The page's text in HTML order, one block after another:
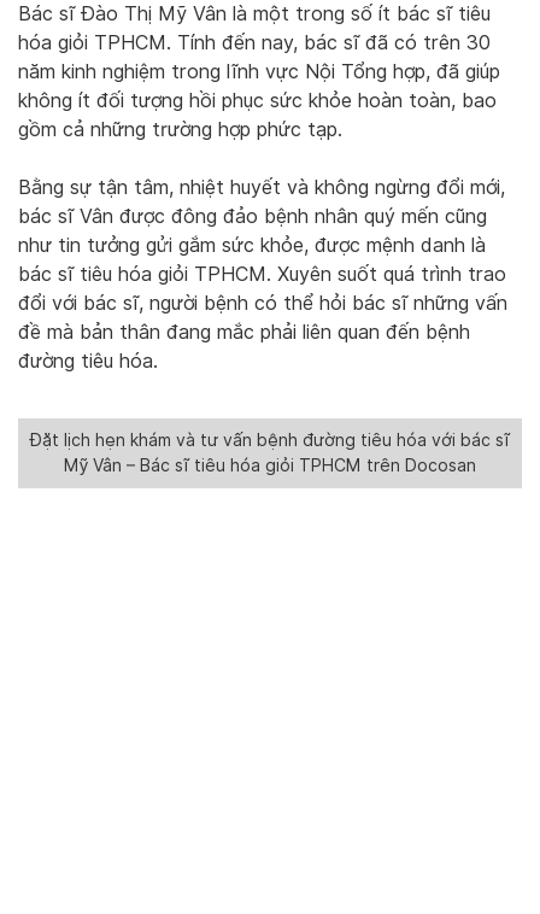
Bác sĩ Đào Thị Mỹ Vân là một trong số ít bác sĩ tiêu
hóa giỏi TPHCM. Tính đến nay, bác sĩ đã có trên 30
năm kinh nghiệm trong lĩnh vực Nội Tổng hợp, đã giúp
không ít đối tượng hồi phục sức khỏe hoàn toàn, bao
gồm cả những trường hợp phức tạp.
Bằng sự tận tâm, nhiệt huyết và không ngừng đổi mới,
bác sĩ Vân được đông đảo bệnh nhân quý mến cũng
như tin tưởng gửi gắm sức khỏe, được mệnh danh là
bác sĩ tiêu hóa giỏi TPHCM. Xuyên suốt quá trình trao
đổi với bác sĩ, người bệnh có thể hỏi bác sĩ những vấn
đề mà bản thân đang mắc phải liên quan đến bệnh
đường tiêu hóa.
Đặt lịch hẹn khám và tư vấn bệnh đường tiêu hóa với bác sĩ
Mỹ Vân – Bác sĩ tiêu hóa giỏi TPHCM trên Docosan